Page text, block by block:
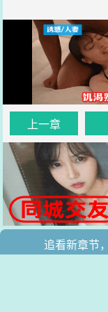
.
上一章
.
追看新章节